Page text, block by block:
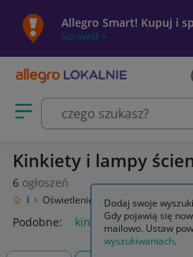
Allegro Smart! Kupuj i
Sprawdź »
Otwórz menu z kategoriami
Kinkiety i lampy
6 ogłoszeń
Oświetlenie Oświetlenie
Podobne: kinkiet kinkiety
Dodaj swoje
Gdy pojawią się
mailowo. Ustaw
wyszukiwaniach.